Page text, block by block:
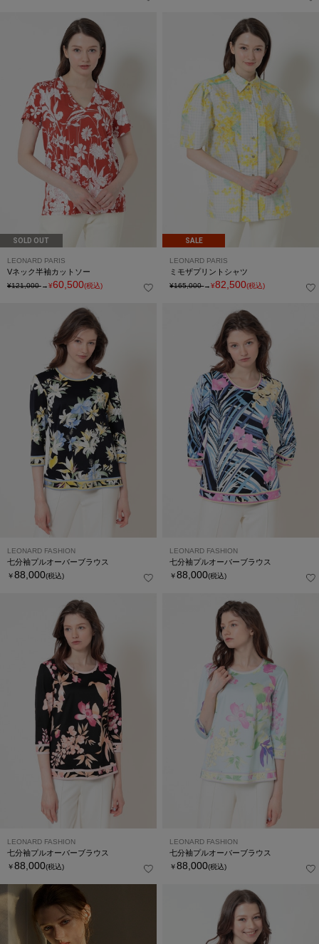
SOLD OUT
LEONARD PARIS
Vネック半袖カットソー
¥121,000→¥60,500(税込)
SALE
LEONARD PARIS
ミモザプリントシャツ
¥165,000→¥82,500(税込)
LEONARD FASHION
七分袖プルオーバーブラウス
￥88,000(税込)
LEONARD FASHION
七分袖プルオーバーブラウス
￥88,000(税込)
LEONARD FASHION
七分袖プルオーバーブラウス
￥88,000(税込)
LEONARD FASHION
七分袖プルオーバーブラウス
￥88,000(税込)